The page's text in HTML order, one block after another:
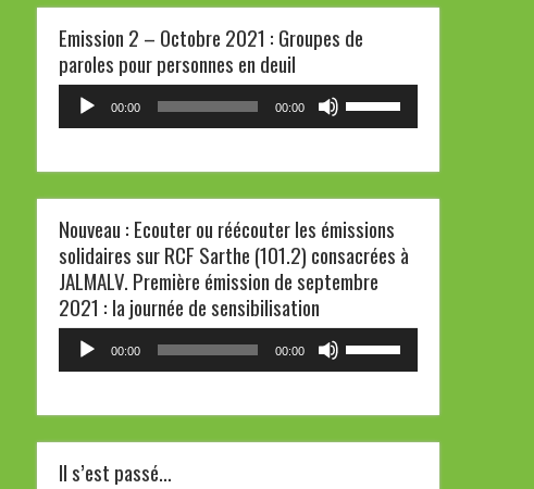
pour
augmenter
diminuer
le
Emission 2 – Octobre 2021 : Groupes de
paroles pour personnes en deuil
Lecteur
00:00 00:00
haut/bas
pour
augmenter
ou
diminuer
volume.
Nouveau : Ecouter ou réécouter les émissions
solidaires sur RCF Sarthe (101.2) consacrées à
JALMALV. Première émission de septembre
2021 : la journée de sensibilisation
Lecteur
00:00 00:00
haut/bas
pour
Il s’est passé…